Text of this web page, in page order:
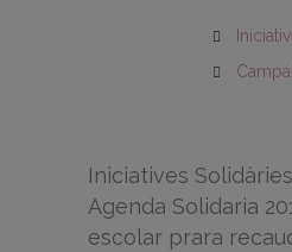
Iniciatives
Agenda Solidaria
escolar prara